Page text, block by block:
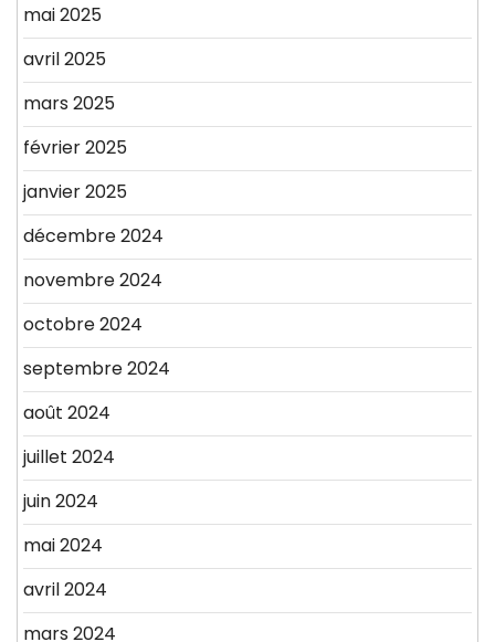
mai 2025
avril 2025
mars 2025
février 2025
janvier 2025
décembre 2024
novembre 2024
octobre 2024
septembre 2024
août 2024
juillet 2024
juin 2024
mai 2024
avril 2024
mars 2024